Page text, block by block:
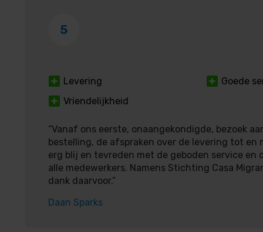
5
Levering
Goede
Vriendelijkheid
“Vanaf ons eerste, onaangekondigde, bezoek
bestelling, de afspraken over de levering tot en
erg blij en tevreden met de geboden service en
alle medewerkers. Namens Stichting Casa
dank daarvoor.”
Daan Sparks